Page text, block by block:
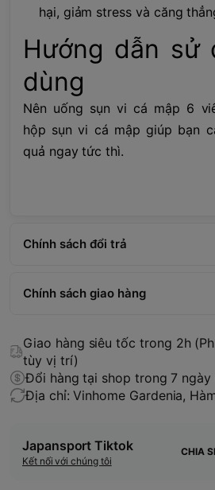
hại, giảm stress và căng
Hướng dẫn sử
dùng
Nên uống sụn vi cá mập 6
hộp sụn vi cá mập giúp bạn
quả ngay tức thì.
Chính sách đổi trả
Chính sách giao hàng
Giao hàng siêu tốc trong 2h
tùy vị trí)
Đổi hàng tại shop trong 7 ngày
Địa chỉ: Vinhome Gardenia,
Japansport Tiktok
Kết nối với chúng tôi
CHIA